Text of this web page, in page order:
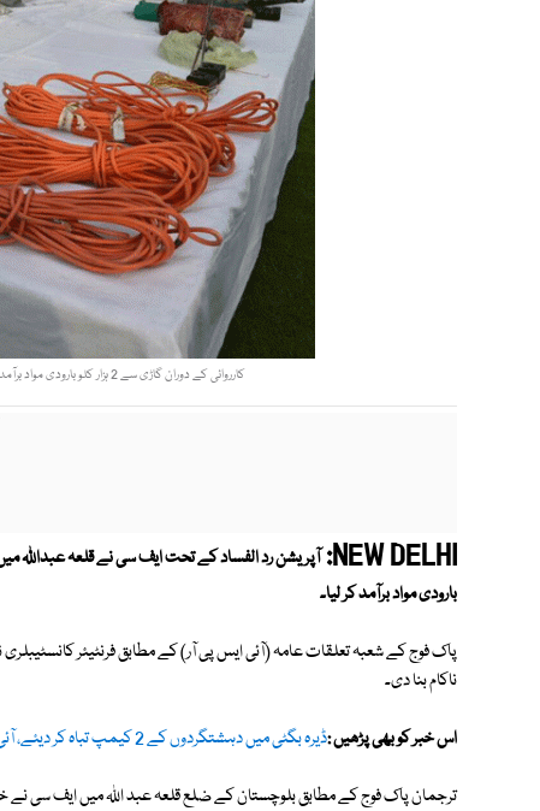
کارروائی کے دوران گاڑی سے 2 ہزار کلو بارودی مواد برآمد کر کے2 مشتبہ افراد کو گرفتار کرلیاگیا،ترجمان پاک فوج ۔ فوٹو : آئی ایس پی آر
NEW DELHI:
بارودی مواد برآمد کر لیا۔
پاک فوج کے شعبہ تعلقات عامہ (آئی ایس پی آر) کے مطابق فرنٹیئر
ناکام بنا دی۔
اس خبر کو بھی پڑھیں :ڈیرہ بگٹی میں دہشتگردوں کے 2 کیمپ تباہ کر دیئے، آئی ایس پی آر